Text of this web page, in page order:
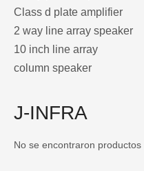
Class d plate amplifier
2 way line array speaker
10 inch line array
column speaker
J-INFRA
No se encontraron productos